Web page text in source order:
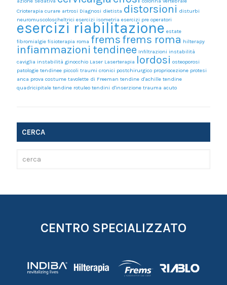
Crioterapia curare artrosi Diagnosi dietista distorsioni disturbi
neuromuscoloscheltrici esercizi isometria esercizi pre operatori
esercizi riabilitazione estate
fibromialgie fisioterapia roma fremsfrems roma hilterapy
infiammazioni tendinee Infiltrazioni instabilità
caviglia instabilità ginocchio Laser Laserterapia lordosi osteoporosi
patologie tendinee piccoli traumi cronici postchirurgico propriocezione protesi
anca prova costume tavolette di Freeman tendine d'achille tendine
quadricipitale tendine rotuleo tendini d'inserzione trauma acuto
CERCA
CENTRO SPECIALIZZATO